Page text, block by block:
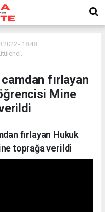
- 18:48
fırlayan
Mine
fırlayan Hukuk
toprağa verildi